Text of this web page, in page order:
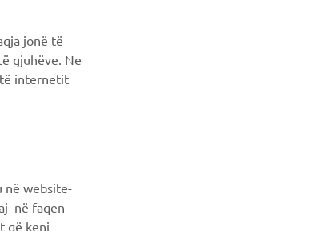
la nostra Informativa sulla privacy per sapere come
i tuoi dati personali:
jonë të
gjuhëve. Ne
të internetit
website-
në faqen
që keni